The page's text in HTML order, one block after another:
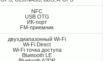
NFC
USB OTG
ИК-порт
FM-приемник
двухдиапазонный Wi-Fi
Wi-Fi Direct
Wi-Fi точка доступа
Bluetooth LE